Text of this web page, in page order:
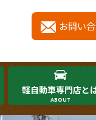
お問い
軽自動車専門店と
ABOUT